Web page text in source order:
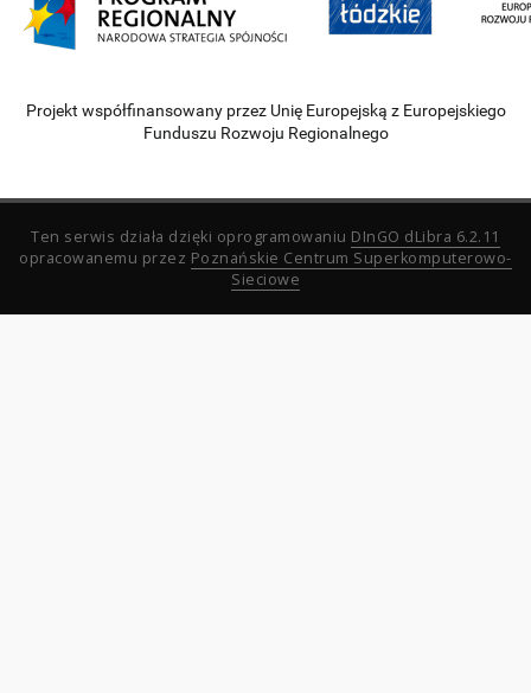
Projekt współfinansowany przez Unię Europejską z Europejskiego
Funduszu Rozwoju Regionalnego
Ten serwis działa dzięki oprogramowaniu DInGO dLibra 6.2.11
opracowanemu przez Poznańskie Centrum Superkomputerowo-
Sieciowe